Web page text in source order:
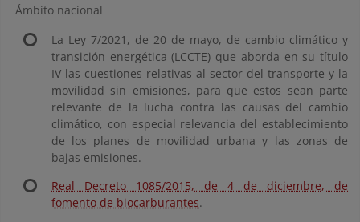
Ámbito nacional
La Ley 7/2021, de 20 de mayo, de cambio climático y
transición energética (LCCTE) que aborda en su título
IV las cuestiones relativas al sector del transporte y la
movilidad sin emisiones, para que estos sean parte
relevante de la lucha contra las causas del cambio
climático, con especial relevancia del establecimiento
de los planes de movilidad urbana y las zonas de
bajas emisiones.
Real Decreto 1085/2015, de 4 de diciembre, de
fomento de biocarburantes.